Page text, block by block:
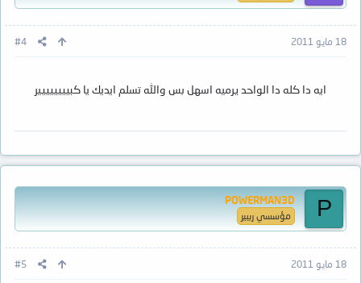
18 مايو 2011 #4
ايه دا كله دا الواحد يرميه اسهل بس والله تسلم ايديك يا كبيييييييير
P
POWERMAN3D
مؤسسي ريبير
18 مايو 2011 #5